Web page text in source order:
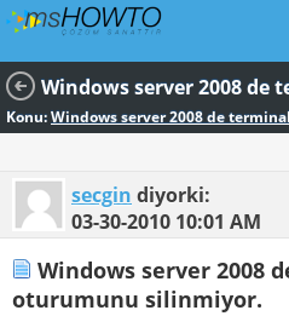
Konu:Windows server 2008 de
secgin diyorki:
03-30-2010 10:01 AM
Windows server 2008
oturumunu silinmiyor.